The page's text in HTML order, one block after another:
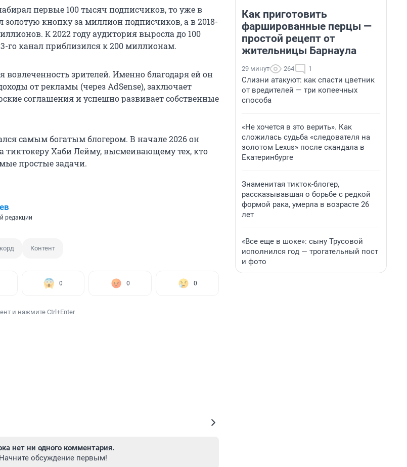
первые 100 тысяч подписчиков, то уже в
золотую кнопку за миллион подписчиков, а в 2018-
К 2022 году аудитория выросла до 100
го канал приблизился к 200 миллионам.
вовлеченность зрителей. Именно благодаря ей он
от рекламы (через AdSense), заключает
соглашения и успешно развивает собственные
самым богатым блогером. В начале 2026 он
тиктокеру Хаби Лейму, высмеивающему тех, кто
простые задачи.
редакции
Контент
0 0 0
и нажмите Ctrl+Enter
нет ни одного комментария.
Начните обсуждение первым!
Как приготовить
фаршированные перцы —
простой рецепт от
жительницы Барнаула
29 минут 264 1
Слизни атакуют: как спасти цветник
от вредителей — три копеечных
способа
«Не хочется в это верить». Как
сложилась судьба «следователя на
золотом Lexus» после скандала в
Екатеринбурге
Знаменитая тикток-блогер,
рассказывавшая о борьбе с редкой
формой рака, умерла в возрасте 26
лет
«Все еще в шоке»: сыну Трусовой
исполнился год — трогательный пост
и фото